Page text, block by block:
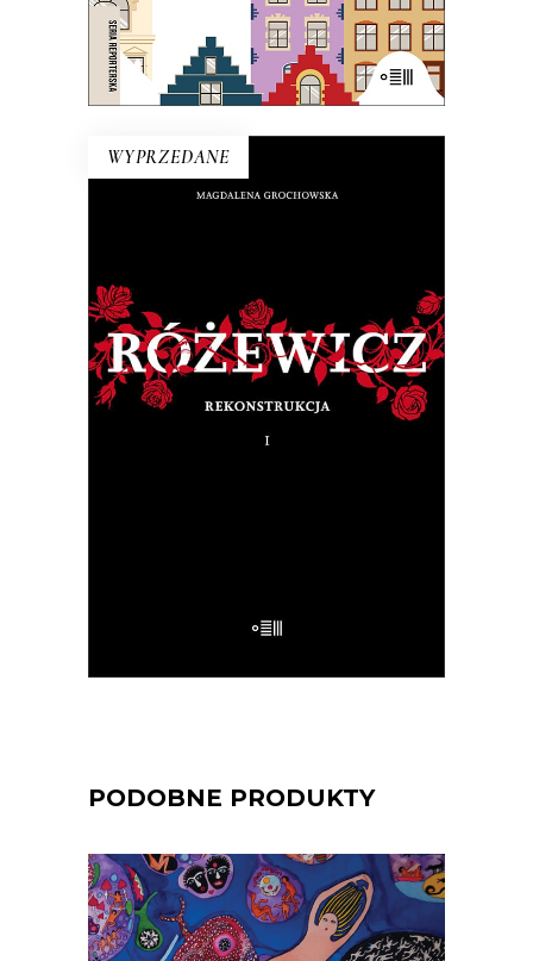
E-BOOK DO KOSZYKA
WYPRZEDANE
E-BOOK DO KOSZYKA
RÓŻEWICZ. REKONSTRUKCJA
(tom 1)
Na pytanie: „Kim jesteś?”, Tadeusz
Różewicz odpowiedział przed laty: „Kto
mnie uważnie czyta, ten wie”.
PODOBNE PRODUKTY
[EBOOK] Ivana Myskova – BIAŁE